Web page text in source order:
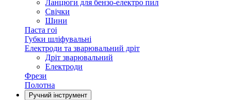
Ланцюги для бензо-електро пил
Свічки
Шини
Паста гоі
Губки шліфувальні
Електроди та зварювальний дріт
Дріт зварювальний
Електроди
Фрези
Полотна
Ручний інструмент